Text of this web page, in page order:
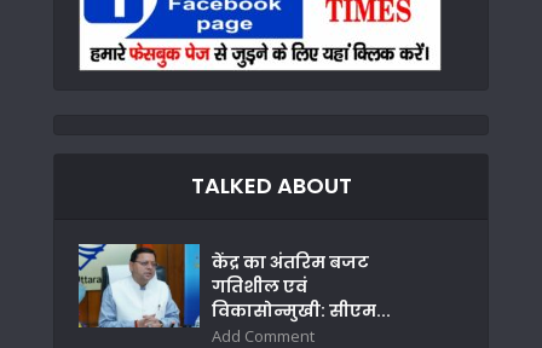
TALKED ABOUT
केंद्र का अंतरिम बजट
गतिशील एवं
विकासोन्मुखी: सीएम...
Add Comment